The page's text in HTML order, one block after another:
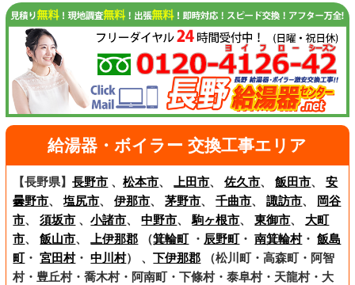
給湯器・ボイラー 交換工事エリア
【長野県】長野市 、松本市、 上田市、佐久市、飯田市、安
曇野市、塩尻市、伊那市、茅野市、千曲市、諏訪市、 岡谷
市、須坂市 、小諸市、中野市、駒ヶ根市、東御市、 大町
市、飯山市、 上伊那郡 （箕輪町・ 辰野町・南箕輪村・飯島
町・宮田村・中川村） 、下伊那郡 （松川町・高森町・阿智
村・豊丘村・喬木村・阿南町・下條村・泰阜村・天龍村・大